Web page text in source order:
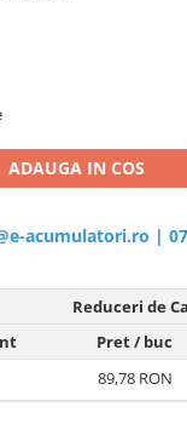
ADAUGA IN COS
acumulatori.ro |
Reduceri de
Pret/ buc
89,78 RON